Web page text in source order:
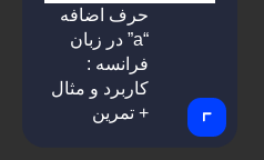
حرف اضافه
“a” در زبان
فرانسه :
کاربرد و مثال
+ تمرین